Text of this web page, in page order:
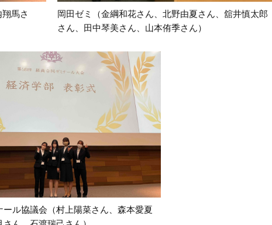
馬さ
岡田ゼミ（金綱和花さん、北野由夏さん、舘井慎太郎
さん、田中琴美さん、山本侑季さん）
ール協議会（村上陽菜さん、森本愛夏